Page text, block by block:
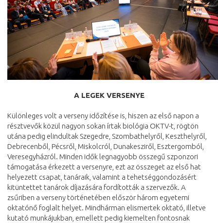
A LEGEK VERSENYE
Különleges volt a verseny időzítése is, hiszen az első napon a
résztvevők közül nagyon sokan írtak biológia OKTV-t, rögtön
utána pedig elindultak Szegedre, Szombathelyről, Keszthelyről,
Debrecenből, Pécsről, Miskolcról, Dunakesziről, Esztergomból,
Veresegyházról. Minden idők legnagyobb összegű szponzori
támogatása érkezett a versenyre, ezt az összeget az első hat
helyezett csapat, tanáraik, valamint a tehetséggondozásért
kitüntettet tanárok díjazására fordították a szervezők. A
zsűriben a verseny történetében először három egyetemi
oktatónő foglalt helyet. Mindhárman elismertek oktató, illetve
kutató munkájukban, emellett pedig kiemelten fontosnak